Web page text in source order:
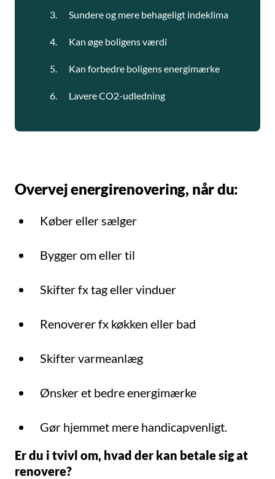
Sundere og mere behageligt indeklima
Kan øge boligens værdi
Kan forbedre boligens energimærke
Lavere CO2-udledning
Overvej energirenovering, når du:
Køber eller sælger
Bygger om eller til
Skifter fx tag eller vinduer
Renoverer fx køkken eller bad
Skifter varmeanlæg
Ønsker et bedre energimærke
Gør hjemmet mere handicapvenligt.
Er du i tvivl om, hvad der kan betale sig at
renovere?